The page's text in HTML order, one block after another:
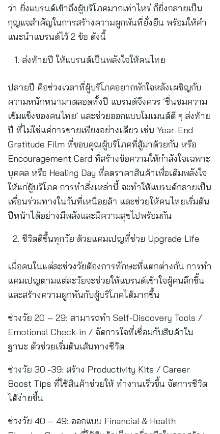
ว่า ยิ่งแบรนด์เข้าถึงผู้บริโภคมากเท่าไหร่ ก็ยิ่งกลายเป็น
กุญแจสำคัญในการสร้างความผูกพันที่ยั่งยืน พร้อมให้คำ
แนะนำแบรนด์ไว้ 2 ข้อ ดังนี้
ส่งท้ายปี ให้แบรนด์เป็นพลังใจให้คนไทย
ปลายปี คือช่วงเวลาที่ผู้บริโภคอยากพักใจหลังเผชิญกับ
ความหนักหนามาตลอดทั้งปี แบรนด์จึงควร ‘ชื่นชมความ
เข้มแข็งของคนไทย’ และช่วยออกแบบโมเมนต์ดี ๆ ส่งท้าย
ปี ที่ไม่ใช่แค่การขายเพียงอย่างเดียว เช่น Year-End
Gratitude Film ที่ขอบคุณผู้บริโภคที่สู้มาด้วยกัน หรือ
Encouragement Card ที่สร้างข้อความให้กำลังใจเฉพาะ
บุคคล หรือ Healing Day ที่ลดราคาสินค้าเพื่อเติมพลังใจ
ให้แก่ผู้บริโภค การทำสิ่งเหล่านี้ จะทำให้แบรนด์กลายเป็น
เพื่อนร่วมทางในวันที่เหนื่อยล้า และช่วยให้คนไทยเริ่มต้น
ปีหน้าได้อย่างมีพลังและมีความสุขไปพร้อมกัน
ชีวิตดีขึ้นทุกวัย ด้วยแคมเปญที่ช่วย Upgrade Life
เมื่อคนในแต่ละช่วงวัยต้องการทักษะที่แตกต่างกัน การทำ
แคมเปญตามแต่ละวัยจะช่วยให้แบรนด์เข้าใจผู้คนลึกขึ้น
และสร้างความผูกพันกับผู้บริโภคได้มากขึ้น
ช่วงวัย 20 – 29: สามารถทำ Self-Discovery Tools /
Emotional Check-in / จัดการใจที่เชื่อมกับสินค้าใน
ฐานะ ตัวช่วยเริ่มต้นเส้นทางชีวิต
ช่วงวัย 30 -39: สร้าง Productivity Kits / Career
Boost Tips ที่ใช้สินค้าช่วยให้ ทำงานเร็วขึ้น จัดการชีวิต
ได้ง่ายขึ้น
ช่วงวัย 40 – 49: ออกแบบ Financial & Health